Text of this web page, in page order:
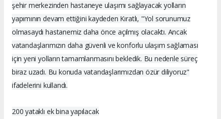
şehir merkezinden hastaneye ulaşımı sağlayacak yolların
yapımının devam ettiğini kaydeden Kıratlı, "Yol sorunumuz
olmasaydı hastanemiz daha önce açılmış olacaktı. Ancak
vatandaşlarımızın daha güvenli ve konforlu ulaşım sağlaması
için yeni yolların tamamlanmasını bekledik. Bu nedenle süreç
biraz uzadı. Bu konuda vatandaşlarımızdan özür diliyoruz"
ifadelerini kullandı.
200 yataklı ek bina yapılacak